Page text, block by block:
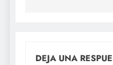
DEJA UNA